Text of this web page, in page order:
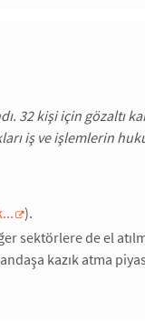
32 kişi için gözaltı
iş ve işlemlerin
).
sektörlere de el
kazık atma